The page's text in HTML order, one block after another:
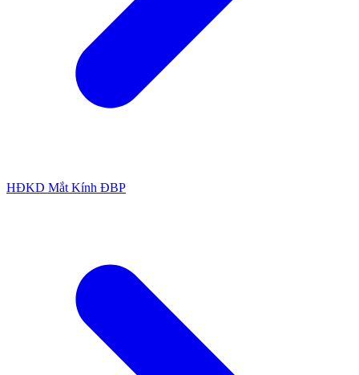
HĐKD Mắt Kính ĐBP